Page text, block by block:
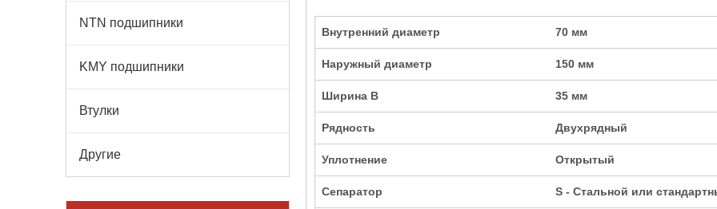
NTN подшипники
KMY подшипники
Втулки
Другие
Внутренний диаметр 70 мм
Наружный диаметр 150 мм
Ширина B 35 мм
Рядность Двухрядный
Уплотнение Открытый
Сепаратор S - Стальной или